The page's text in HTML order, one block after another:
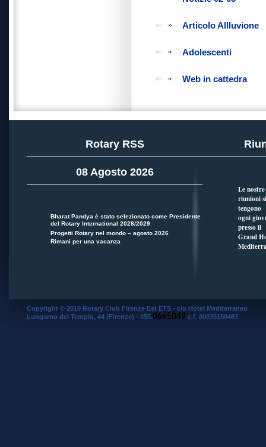
Articolo Allluvione
Adolescenti
Web in cattedra
Rotary RSS
08 Agosto 2026
Bharat Pandya è stato selezionato come Presidente
del Rotary International 2028/2029
Progetti Rotary nel mondo – agosto 2026
Rimani per una vacanza
Le nostre
riunioni si
tengono
ogni
presso il
Grand
Copyright © 2010 Rotary Club Firenze Est ETS - c/o Hotel Mediterraneo
Lungarno del Tempio, 44 (Firenze) - 055.0665049 c.f. 80035150483